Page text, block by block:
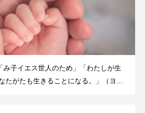
み子イエス世人のため」「わたしが生
たがたも生きることになる。」（ヨハ